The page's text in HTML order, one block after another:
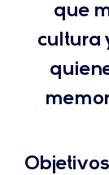
que
cultura